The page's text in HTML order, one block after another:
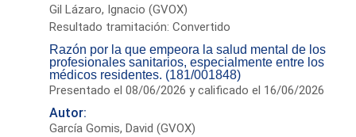
Gil Lázaro, Ignacio (GVOX)
Resultado tramitación: Convertido
Razón por la que empeora la salud mental de los
profesionales sanitarios, especialmente entre los
médicos residentes. (181/001848)
Presentado el 08/06/2026 y calificado el 16/06/2026
Autor:
García Gomis, David (GVOX)